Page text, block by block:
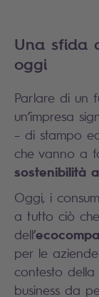
Una sfida
oggi
Parlare di un
un’impresa
– di stampo
che vanno a
sostenibilità
Oggi, i
a tutto ciò
dell’
per le
contesto
business da